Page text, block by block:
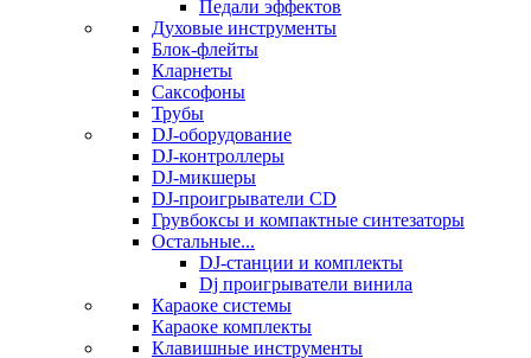
Педали эффектов
Духовые инструменты
Блок-флейты
Кларнеты
Саксофоны
Трубы
DJ-оборудование
DJ-контроллеры
DJ-микшеры
DJ-проигрыватели CD
Грувбоксы и компактные синтезаторы
Остальные...
DJ-станции и комплекты
Dj проигрыватели винила
Караоке системы
Караоке комплекты
Клавишные инструменты